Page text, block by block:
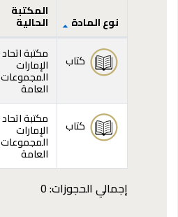
المقتنيات
نوع المادة
المكتبة
الحالية
كتاب مكتبة اتحاد
الإمارات
المجموعات
العامة
كتاب
مكتبة اتحاد
الإمارات
المجموعات
العامة
إجمالي الحجوزات: 0